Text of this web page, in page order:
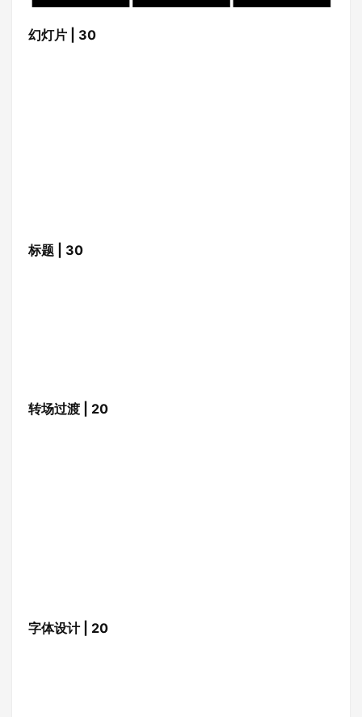
幻灯片 | 30
标题 | 30
转场过渡 | 20
字体设计 | 20